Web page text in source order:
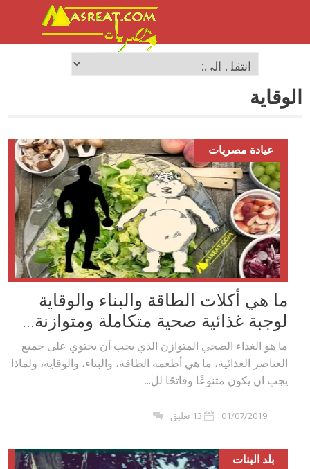
الوقاية
عيادة مصريات
ما هي أكلات الطاقة والبناء والوقاية
لوجبة غذائية صحية متكاملة ومتوازنة...
ما هو الغذاء الصحي المتوازن الذي يجب أن يحتوي على جميع
العناصر الغذائية، ما هي أطعمة الطاقة، والبناء، والوقاية، ولماذا
يجب ان يكون متنوعًا وفاتحًا لل...
01/07/2019 13 تعليق
بلد البنات